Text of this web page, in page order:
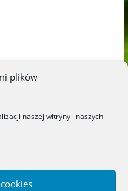
plików
naszej witryny i naszych